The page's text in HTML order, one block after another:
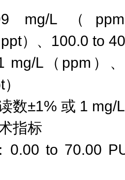
mg/L（
） 、100.0 to
mg/L（ppm）
数±1% 或 1 mg/
指标
： 0.00 to 70.00